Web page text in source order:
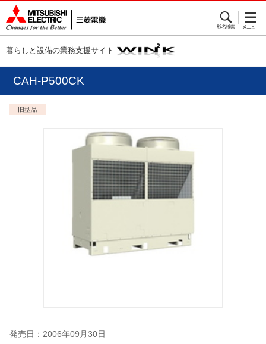
暮らしと設備の業務支援サイト
CAH-P500CK
旧型品
発売日：2006年09月30日